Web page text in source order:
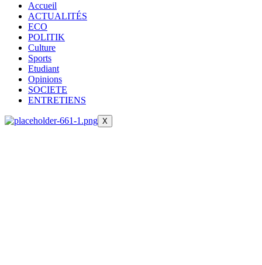
Accueil
ACTUALITÉS
ECO
POLITIK
Culture
Sports
Etudiant
Opinions
SOCIETE
ENTRETIENS
X